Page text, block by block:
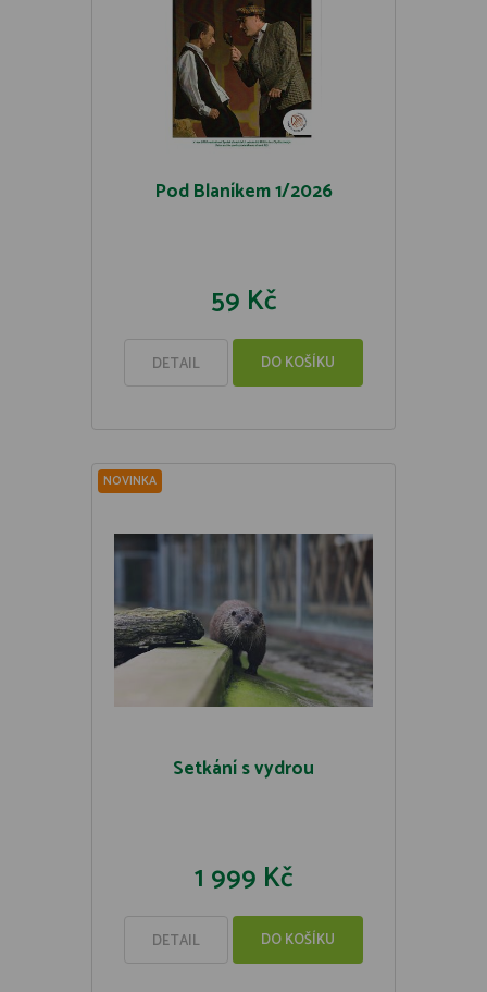
Pod Blaníkem 1/2026
59 Kč
DETAIL DO KOŠÍKU
NOVINKA
Setkání s vydrou
1 999 Kč
DETAIL DO KOŠÍKU